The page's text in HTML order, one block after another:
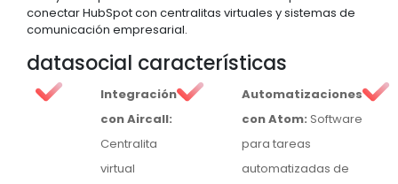
conectar HubSpot con centralitas virtuales y sistemas de
comunicación empresarial.
datasocial características
Integración
con Aircall:
Centralita
virtual
Automatizaciones
con Atom: Software
para tareas
automatizadas de